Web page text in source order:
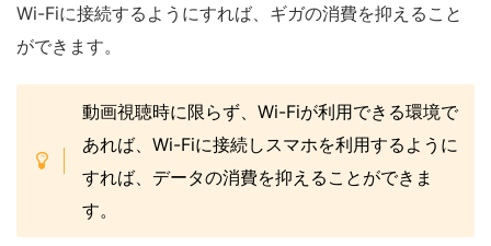
Wi-Fiに接続するようにすれば、ギガの消費を抑えること
ができます。
動画視聴時に限らず、Wi-Fiが利用できる環境で
あれば、Wi-Fiに接続しスマホを利用するように
すれば、データの消費を抑えることができま
す。